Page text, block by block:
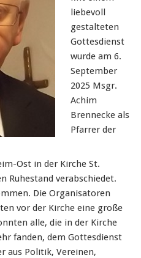
liebevoll
gestalteten
Gottesdienst
wurde am 6.
September
2025 Msgr.
Achim
Brennecke als
Pfarrer der
Ost in der Kirche St.
Ruhestand verabschiedet.
Die Organisatoren
vor der Kirche eine große
alle, die in der Kirche
fanden, dem Gottesdienst
aus Politik, Vereinen,